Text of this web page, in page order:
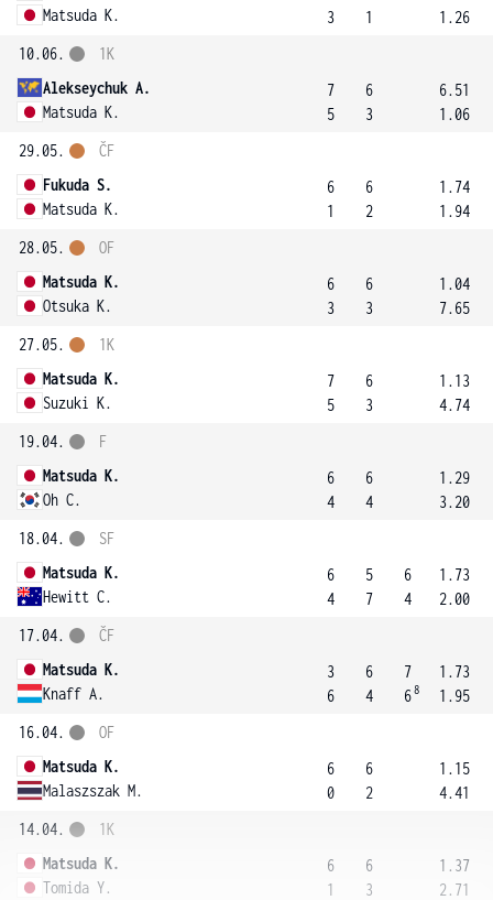
Matsuda K.
3
1
1.26
10.06.
Alekseychuk A.
Matsuda K.
1K
7
5
6
3
6.51
1.06
29.05.
Fukuda S.
Matsuda K.
ČF
6
1
6
2
1.74
1.94
28.05.
Matsuda K.
Otsuka K.
OF
6
3
6
3
1.04
7.65
27.05.
Matsuda K.
Suzuki K.
1K
7
5
6
3
1.13
4.74
19.04.
Matsuda K.
Oh C.
F
6
4
6
4
1.29
3.20
18.04.
Matsuda K.
Hewitt C.
SF
6
4
5
7
6
4
1.73
2.00
17.04.
Matsuda K.
Knaff A.
ČF
3
6
6
4
7
68
1.73
1.95
16.04.
Matsuda K.
Malaszszak M.
OF
6
0
6
2
1.15
4.41
14.04.
Matsuda K.
Tomida Y.
1K
6
1
6
3
1.37
2.71